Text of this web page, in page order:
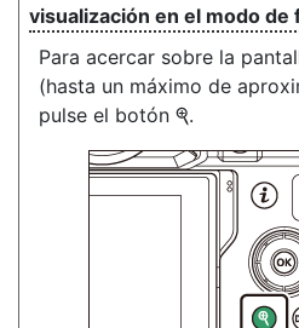
visualización en el modo de
Para acercar sobre la
(hasta un máximo de
pulse el botón X.